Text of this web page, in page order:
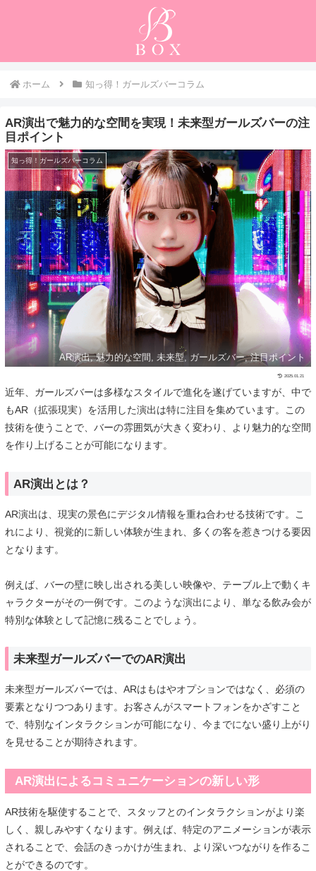
ホーム 知っ得！ガールズバーコラム
AR演出で魅力的な空間を実現！未来型ガールズバーの注
目ポイント
知っ得！ガールズバーコラム
AR演出, 魅力的な空間, 未来型, ガールズバー, 注目ポイント
2025.01.21
近年、ガールズバーは多様なスタイルで進化を遂げていますが、中で
もAR（拡張現実）を活用した演出は特に注目を集めています。この
技術を使うことで、バーの雰囲気が大きく変わり、より魅力的な空間
を作り上げることが可能になります。
AR演出とは？
AR演出は、現実の景色にデジタル情報を重ね合わせる技術です。こ
れにより、視覚的に新しい体験が生まれ、多くの客を惹きつける要因
となります。
例えば、バーの壁に映し出される美しい映像や、テーブル上で動くキ
ャラクターがその一例です。このような演出により、単なる飲み会が
特別な体験として記憶に残ることでしょう。
未来型ガールズバーでのAR演出
未来型ガールズバーでは、ARはもはやオプションではなく、必須の
要素となりつつあります。お客さんがスマートフォンをかざすこと
で、特別なインタラクションが可能になり、今までにない盛り上がり
を見せることが期待されます。
AR演出によるコミュニケーションの新しい形
AR技術を駆使することで、スタッフとのインタラクションがより楽
しく、親しみやすくなります。例えば、特定のアニメーションが表示
されることで、会話のきっかけが生まれ、より深いつながりを作るこ
とができるのです。